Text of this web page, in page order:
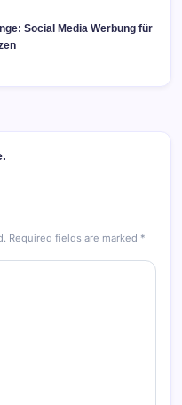
Social Media Werbung für
Required fields are marked *